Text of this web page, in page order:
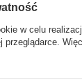
w celu
przeglądarce.